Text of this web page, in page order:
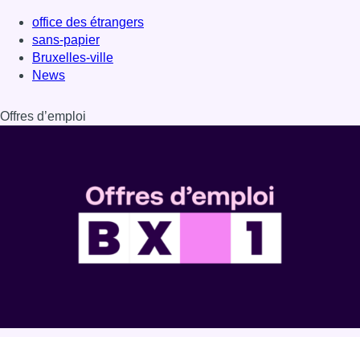
office des étrangers
sans-papier
Bruxelles-ville
News
Offres d’emploi